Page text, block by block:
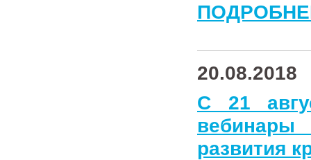
20.08.2018
C 21
развития